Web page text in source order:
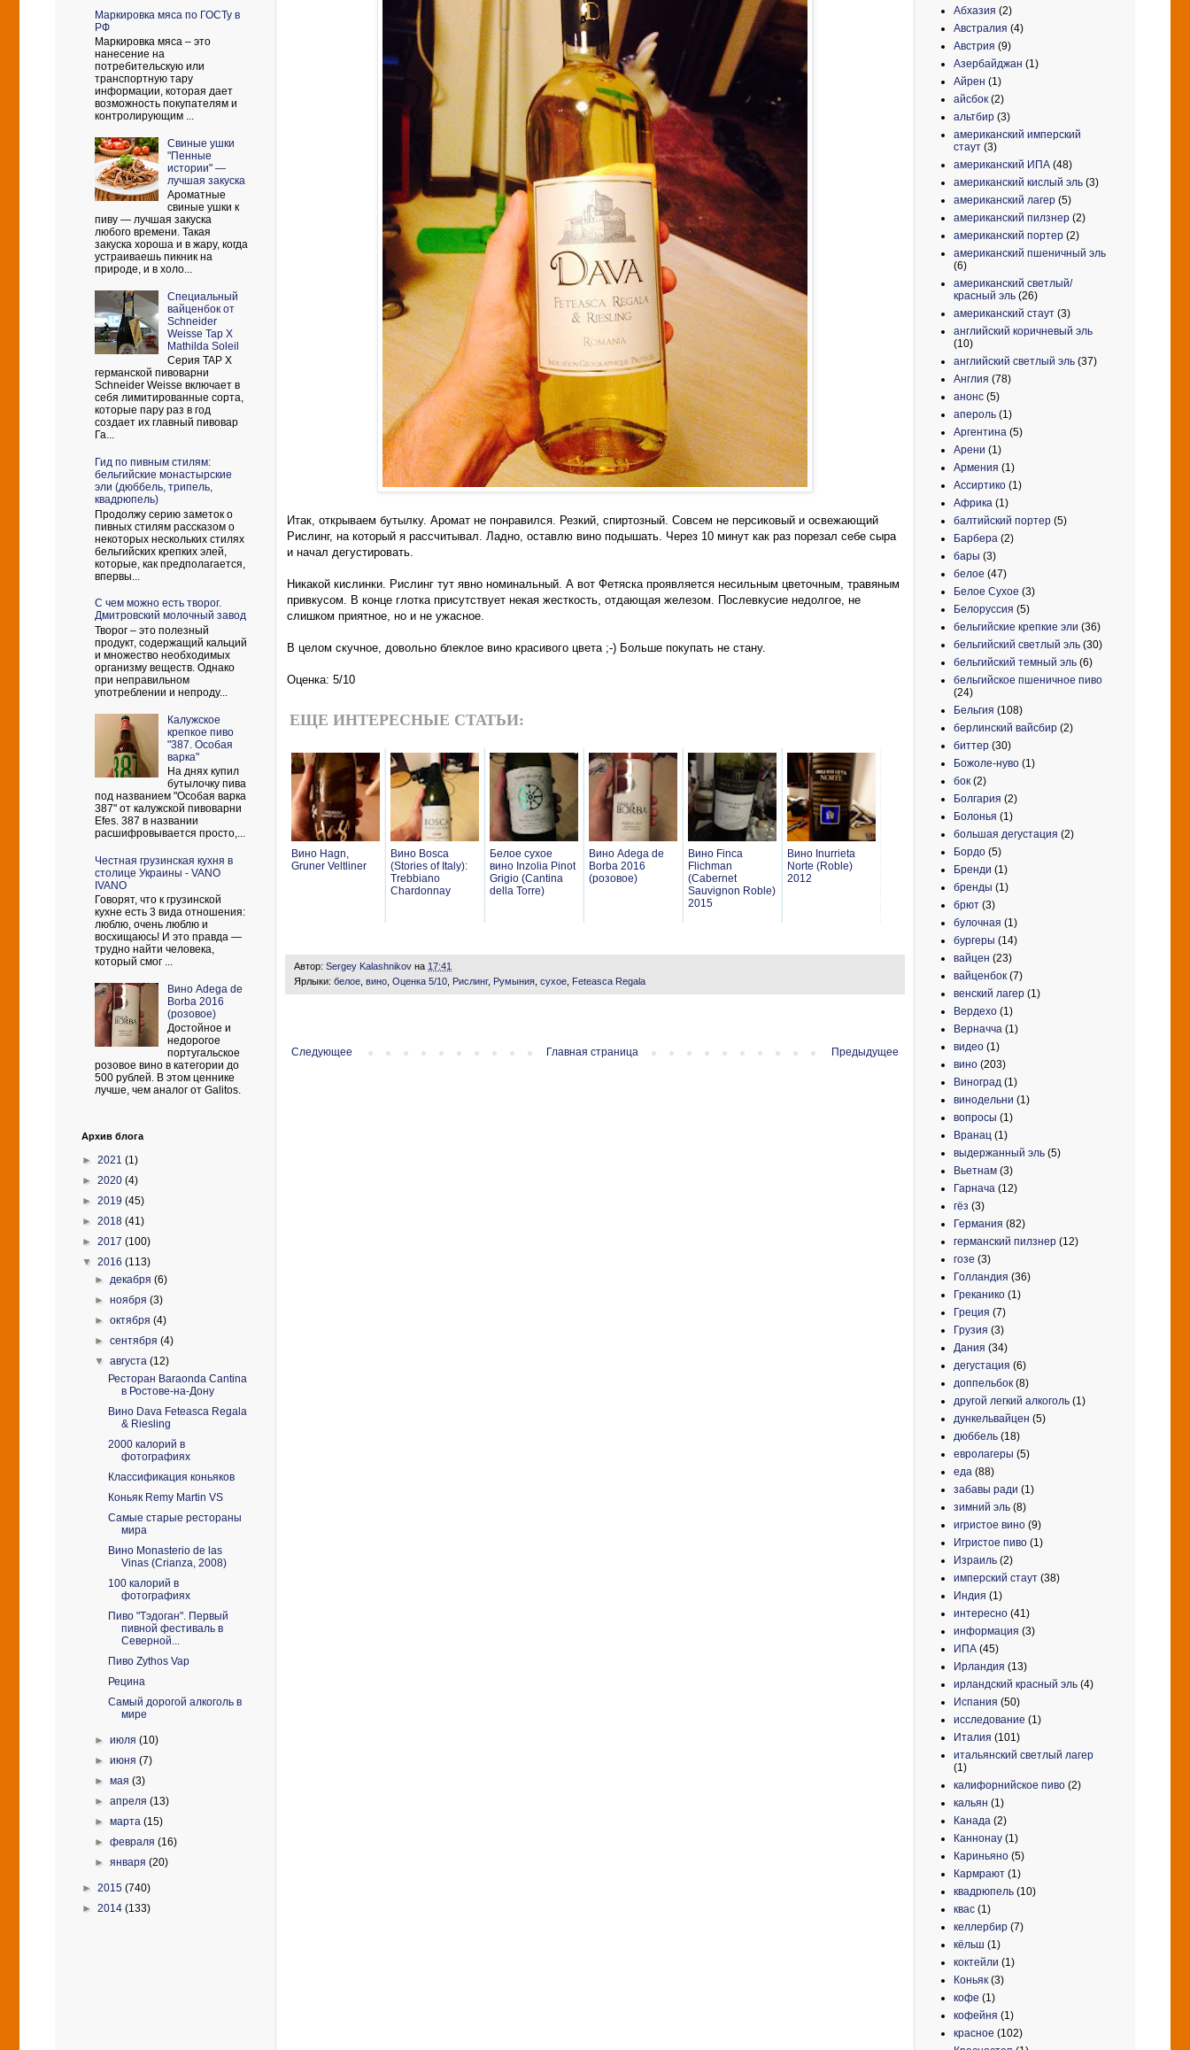
Итак, открываем бутылку. Аромат не понравился. Резкий, спиртозный. Совсем не персиковый и освежающий
Рислинг, на который я рассчитывал. Ладно, оставлю вино подышать. Через 10 минут как раз порезал себе сыра
и начал дегустировать.
Никакой кислинки. Рислинг тут явно номинальный. А вот Фетяска проявляется несильным цветочным, травяным
привкусом. В конце глотка присутствует некая жесткость, отдающая железом. Послевкусие недолгое, не
слишком приятное, но и не ужасное.
В целом скучное, довольно блеклое вино красивого цвета ;-) Больше покупать не стану.
Оценка: 5/10
ЕЩЕ ИНТЕРЕСНЫЕ СТАТЬИ:
Вино Hagn,
Gruner Veltliner
Вино Bosca
(Stories of Italy):
Trebbiano
Chardonnay
Белое сухое
вино Inzolia Pinot
Grigio (Cantina
della Torre)
Вино Adega de
Borba 2016
(розовое)
Вино Finca
Flichman
(Cabernet
Sauvignon Roble)
2015
Вино Inurrieta
Norte (Roble)
2012
Автор: Sergey Kalashnikov на 17:41
Ярлыки: белое вино Оценка 5/10 Рислинг, Румыния сухое Feteasca Regala
Следующее Предыдущее
Главная страница
Маркировка мяса по ГОСТу в
РФ
Маркировка мяса – это
нанесение на
потребительскую или
транспортную тару
информации, которая дает
возможность покупателям и
контролирующим ...
Свиные ушки
"Пенные
истории" —
лучшая закуска
Ароматные
свиные ушки к
пиву — лучшая закуска
любого времени. Такая
закуска хороша и в жару, когда
устраиваешь пикник на
природе, и в холо...
Cпециальный
вайценбок от
Schneider
Weisse Tap X
Mathilda Soleil
Серия TAP X
германской пивоварни
Schneider Weisse включает в
себя лимитированные сорта,
которые пару раз в год
создает их главный пивовар
Га...
Гид по пивным стилям:
бельгийские монастырские
эли (дюббель, трипель,
квадрюпель)
Продолжу серию заметок о
пивных стилям рассказом о
некоторых нескольких стилях
бельгийских крепких элей,
которые, как предполагается,
впервы...
С чем можно есть творог.
Дмитровский молочный завод
Творог – это полезный
продукт, содержащий кальций
и множество необходимых
организму веществ. Однако
при неправильном
употреблении и непроду...
Калужское
крепкое пиво
"387. Особая
варка"
На днях купил
бутылочку пива
под названием "Особая варка
387" от калужской пивоварни
Efes. 387 в названии
расшифровывается просто,...
Честная грузинская кухня в
столице Украины - VANO
IVANO
Говорят, что к грузинской
кухне есть 3 вида отношения:
люблю, очень люблю и
восхищаюсь! И это правда —
трудно найти человека,
который смог ...
Вино Adega de
Borba 2016
(розовое)
Достойное и
недорогое
португальское
розовое вино в категории до
500 рублей. В этом ценнике
лучше, чем аналог от Galitos.
Архив блога
► 2021 (1)
► 2020 (4)
► 2019 (45)
► 2018 (41)
► 2017 (100)
▼ 2016 (113)
► декабря(6)
►ноября(3)
►октября(4)
►сентября(4)
▼августа(12)
Ресторан Baraonda Cantina
в Ростове-на-Дону
Вино Dava Feteasca Regala
& Riesling
2000 калорий в
фотографиях
Классификация коньяков
Коньяк Remy Martin VS
Самые старые рестораны
мира
Вино Monasterio de las
Vinas (Crianza, 2008)
100 калорий в
фотографиях
Пиво "Тэдоган". Первый
пивной фестиваль в
Северной...
Пиво Zythos Vap
Рецина
Самый дорогой алкоголь в
мире
►июля(10)
►июня(7)
►мая(3)
►апреля(13)
►марта(15)
►февраля(16)
►января(20)
► 2015 (740)
► 2014 (133)
Абхазия (2)
Австралия (4)
Австрия (9)
Азербайджан (1)
Айрен (1)
айсбок (2)
альтбир (3)
американский имперский
стаут (3)
американский ИПА (48)
американский кислый эль (3)
американский лагер (5)
американский пилзнер (2)
американский портер (2)
американский пшеничный эль
(6)
американский светлый/
красный эль (26)
американский стаут (3)
английский коричневый эль
(10)
английский светлый эль (37)
Англия (78)
анонс (5)
апероль (1)
Аргентина (5)
Арени (1)
Армения (1)
Ассиртико (1)
Африка (1)
балтийский портер (5)
Барбера (2)
бары (3)
белое (47)
Белое Сухое (3)
Белоруссия (5)
бельгийские крепкие эли (36)
бельгийский светлый эль (30)
бельгийский темный эль (6)
бельгийское пшеничное пиво
(24)
Бельгия (108)
берлинский вайсбир (2)
биттер (30)
Божоле-нуво (1)
бок (2)
Болгария (2)
Болонья (1)
большая дегустация (2)
Бордо (5)
Бренди (1)
бренды (1)
брют (3)
булочная (1)
бургеры (14)
вайцен (23)
вайценбок (7)
венский лагер (1)
Вердехо (1)
Верначча (1)
видео (1)
вино (203)
Виноград (1)
винодельни (1)
вопросы (1)
Вранац (1)
выдержанный эль (5)
Вьетнам (3)
Гарнача (12)
гёз (3)
Германия (82)
германский пилзнер (12)
гозе (3)
Голландия (36)
Греканико (1)
Греция (7)
Грузия (3)
Дания (34)
дегустация (6)
доппельбок (8)
другой легкий алкоголь (1)
дункельвайцен (5)
дюббель (18)
евролагеры (5)
еда (88)
забавы ради (1)
зимний эль (8)
игристое вино (9)
Игристое пиво (1)
Израиль (2)
имперский стаут (38)
Индия (1)
интересно (41)
информация (3)
ИПА (45)
Ирландия (13)
ирландский красный эль (4)
Испания (50)
исследование (1)
Италия (101)
итальянский светлый лагер
(1)
калифорнийское пиво (2)
кальян (1)
Канада (2)
Каннонау (1)
Кариньяно (5)
Кармрают (1)
квадрюпель (10)
квас (1)
келлербир (7)
кёльш (1)
коктейли (1)
Коньяк (3)
кофе (1)
кофейня (1)
красное (102)